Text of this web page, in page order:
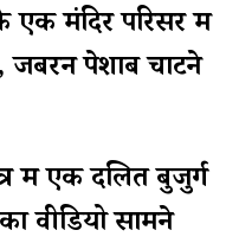
मंदिर परिसर में
जबरन पेशाब चाटने
में एक दलित बुजुर्ग
वीडियो सामने